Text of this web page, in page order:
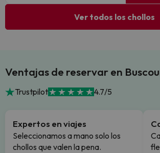
Ver todos los chollos
Ventajas de reservar en
Trustpilot 4.7/5
Expertos en viajes
Seleccionamos a mano solo los
chollos que valen la pena.